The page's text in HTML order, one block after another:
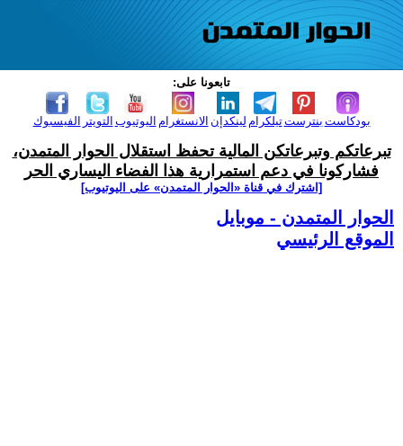
تابعونا على:
الفيسبوك التويتر اليوتيوب الانستغرام لينكدإن تيلكرامبنترست بودكاست
تبرعاتكم وتبرعاتكن المالية تحفظ استقلال الحوار المتمدن،
فشاركونا في دعم استمرارية هذا الفضاء اليساري الحر
[اشترك في قناة ‫«الحوار المتمدن» على اليوتيوب]
الحوار المتمدن - موبايل
الموقع الرئيسي